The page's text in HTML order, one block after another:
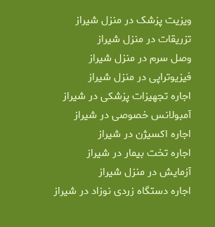
ویزیت پزشک در منزل شیراز
تزریقات در منزل شیراز
وصل سرم در منزل شیراز
فیزیوتراپی در منزل شیراز
اجاره تجهیزات پزشکی در شیراز
آمبولانس خصوصی در شیراز
اجاره اکسیژن در شیراز
اجاره تخت بیمار در شیراز
آزمایش در منزل شیراز
اجاره دستگاه زردی نوزاد در شیراز